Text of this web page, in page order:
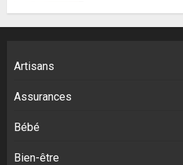
Artisans
Assurances
Bébé
Bien-être